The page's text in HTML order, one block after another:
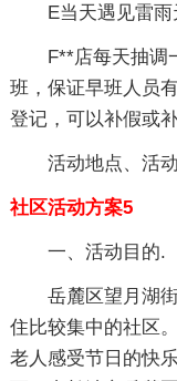
E当天遇见雷雨
F**店每天抽调一
班，保证早班人员
登记，可以补假或补
活动地点、活动
社区活动方案5
一、活动目的.
岳麓区望月湖街
住比较集中的社区
老人感受节日的快